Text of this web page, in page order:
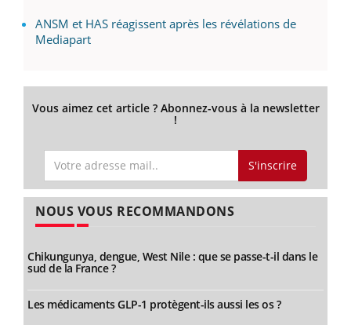
ANSM et HAS réagissent après les révélations de
Mediapart
Vous aimez cet article ? Abonnez-vous à la newsletter
!
S'inscrire
NOUS VOUS RECOMMANDONS
Chikungunya, dengue, West Nile : que se passe-t-il dans le
sud de la France ?
Les médicaments GLP-1 protègent-ils aussi les os ?